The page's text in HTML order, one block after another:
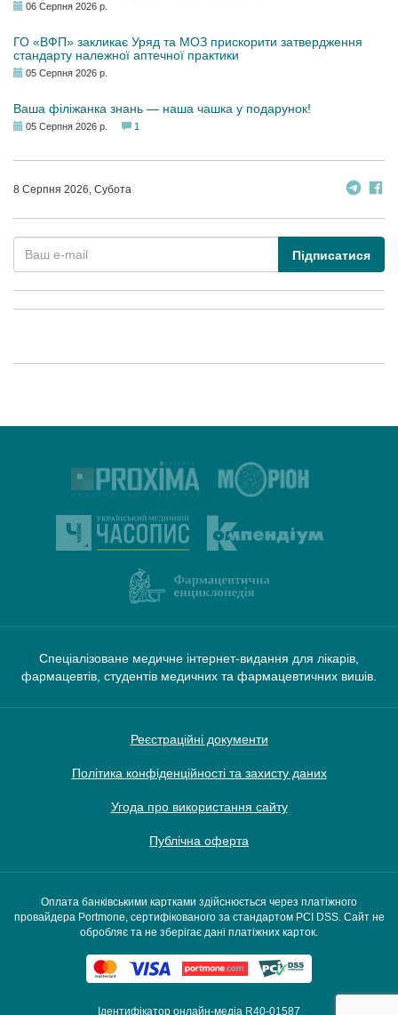
06 Серпня 2026 р.
ГО «ВФП» закликає Уряд та МОЗ прискорити затвердження
стандарту належної аптечної практики
05 Серпня 2026 р.
Ваша філіжанка знань — наша чашка у подарунок!
05 Серпня 2026 р. 1
8 Серпня 2026, Субота
Підписатися
Спеціалізоване медичне інтернет-видання для лікарів,
фармацевтів, студентів медичних та фармацевтичних вишів.
Реєстраційні документи
Політика конфіденційності та захисту даних
Угода про використання сайту
Публічна оферта
Ідентифікатор онлайн-медіа R40-01587
Оплата банківськими картками здійснюється через платіжного
провайдера Portmone, сертифікованого за стандартом PCI DSS. Сайт не
обробляє та не зберігає дані платіжних карток.